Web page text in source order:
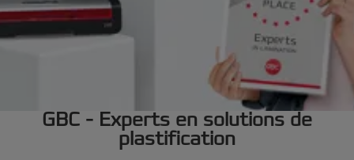
GBC - Experts en solutions de
plastification